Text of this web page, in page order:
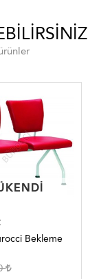
Bekleme